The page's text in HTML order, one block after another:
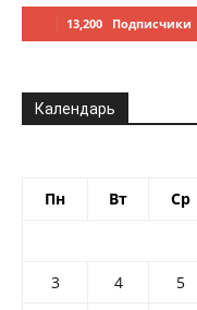
13,200 Подписчики
Календарь
Пн Вт Ср
3
4 5